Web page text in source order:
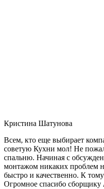
Кристина Шатунова
Всем, кто еще выбирает
советую Кухни мол! Не
спальню. Начиная с
монтажом никаких проблем
быстро и качественно. К
Огромное спасибо сборщику